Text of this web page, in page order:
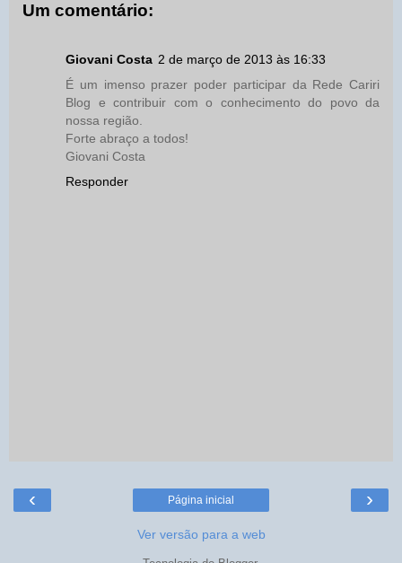
Um comentário:
Giovani Costa 2 de março de 2013 às 16:33
É um imenso prazer poder participar da Rede Cariri
Blog e contribuir com o conhecimento do povo da
nossa região.
Forte abraço a todos!
Giovani Costa
Responder
‹ ›
Página inicial
Ver versão para a web